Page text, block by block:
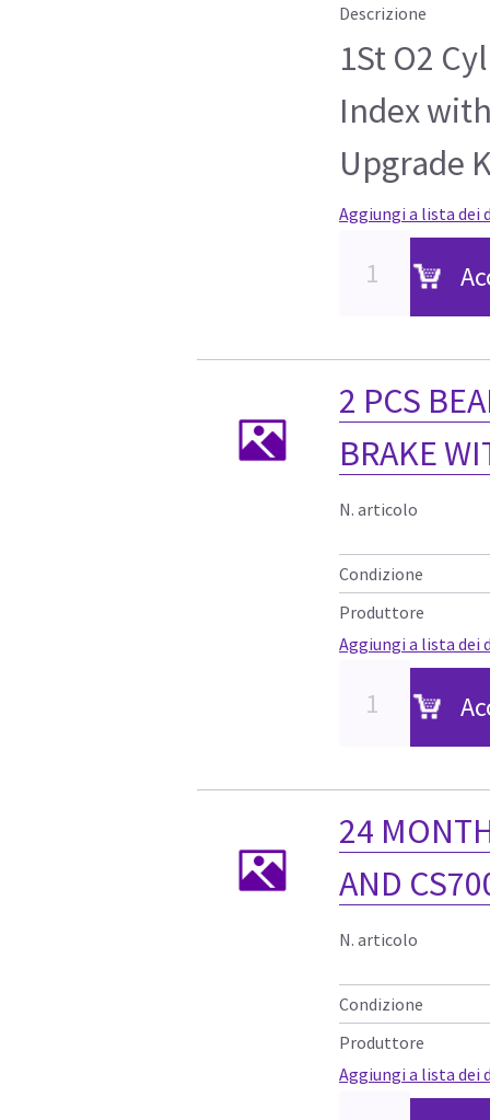
Descrizione
1St O2
Index
Upgrade
Aggiungi a lista dei
2 PCS
BRAKE
N. articolo
Condizione
Produttore
Aggiungi a lista dei
24
AND
N. articolo
Condizione
Produttore
Aggiungi a lista dei